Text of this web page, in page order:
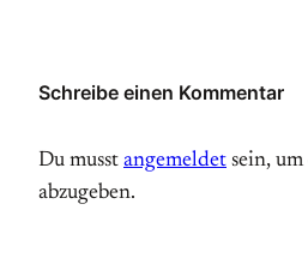
Schreibe einen Kommentar
Du musst angemeldet sein,
abzugeben.